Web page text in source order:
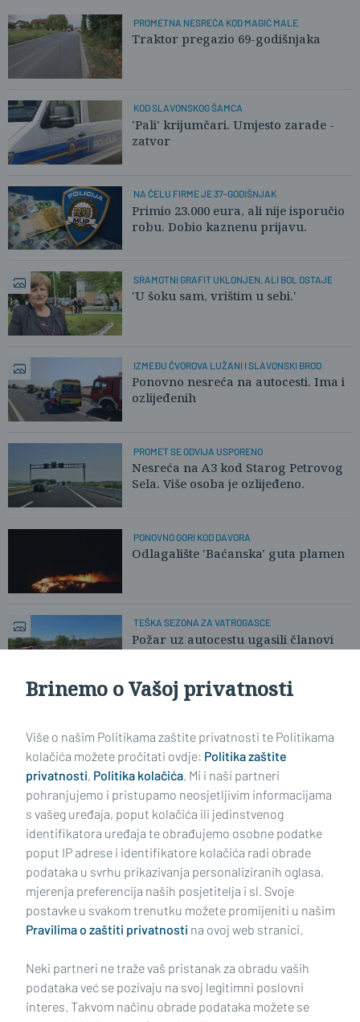
PROMETNA NESREĆA KOD MAGIĆ MALE
Traktor pregazio 69-godišnjaka
KOD SLAVONSKOG ŠAMCA
'Pali' krijumčari. Umjesto zarade -
zatvor
NA ČELU FIRME JE 37-GODIŠNJAK
Primio 23.000 eura, ali nije isporučio
robu. Dobio kaznenu prijavu.
SRAMOTNI GRAFIT UKLONJEN, ALI BOL OSTAJE
'U šoku sam, vrištim u sebi.'
IZMEĐU ČVOROVA LUŽANI I SLAVONSKI BROD
Ponovno nesreća na autocesti. Ima i
ozlijeđenih
PROMET SE ODVIJA USPORENO
Nesreća na A3 kod Starog Petrovog
Sela. Više osoba je ozlijeđeno.
PONOVNO GORI KOD DAVORA
Odlagalište 'Baćanska' guta plamen
TEŠKA SEZONA ZA VATROGASCE
Požar uz autocestu ugasili članovi
sibinjskog DVD-a
Impressum Uvjeti korištenja Politika privatnosti
Politika kolačića Kontakt Pritužbe Suradnici
Oglašavanje
RUBRIKE
Brinemo o Vašoj privatnosti
Više o našim Politikama zaštite privatnosti te Politikama
kolačića možete pročitati ovdje: Politika zaštite
privatnosti, Politika kolačića. Mi i naši partneri
pohranjujemo i pristupamo neosjetljivim informacijama
s vašeg uređaja, poput kolačića ili jedinstvenog
identifikatora uređaja te obrađujemo osobne podatke
poput IP adrese i identifikatore kolačića radi obrade
podataka u svrhu prikazivanja personaliziranih oglasa,
mjerenja preferencija naših posjetitelja i sl. Svoje
postavke u svakom trenutku možete promijeniti u našim
Pravilima o zaštiti privatnosti na ovoj web stranici.
Neki partneri ne traže vaš pristanak za obradu vaših
podataka već se pozivaju na svoj legitimni poslovni
interes. Takvom načinu obrade podataka možete se